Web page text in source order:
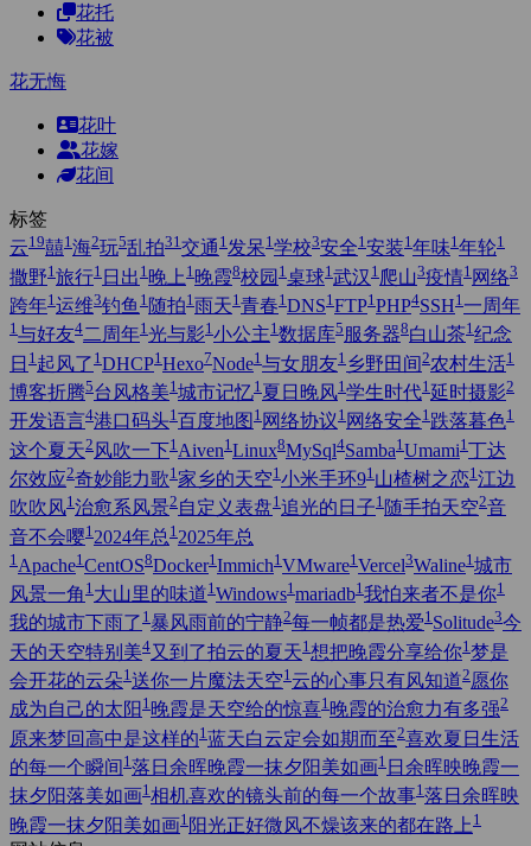
花托
花被
花无悔
花叶
花嫁
花间
标签
云19囍1 海2玩5乱拍31 交通 1 发呆1 学校3安全1 安装1 年味1 年轮1
撒野1 旅行1 日出 1 晚上 1 晚霞8校园 1 桌球1 武汉 1 爬山3疫情1 网络3
跨年1 运维3钓鱼 1 随拍1 雨天1 青春1 DNS1 FTP1 PHP4SSH1 一周年
1 与好友4二周年1 光与影1 小公主1 数据库5 服务器8白山茶1 纪念
日 1 起风了 1 DHCP1 Hexo7Node1 与女朋友1 乡野田间 2农村生活1
博客折腾5台风格美1 城市记忆1 夏日晚风1 学生时代1 延时摄影2
开发语言4港口码头1 百度地图 1 网络协议1 网络安全1 跌落暮色1
这个夏天2 风吹一下1 Aiven1 Linux8MySql4Samba1 Umami1 丁达
尔效应2奇妙能力歌1 家乡的天空1 小米手环91 山楂树之恋1 江边
吹吹风1 治愈系风景2 自定义表盘1 追光的日子1 随手拍天空2音
音不会嘤1 2024年总 1 2025年总
1 Apache1 CentOS8Docker1 Immich1 VMware1 Vercel3Waline1 城市
风景一角 1 大山里的味道1 Windows1 mariadb1 我怕来者不是你1
我的城市下雨了 1暴风雨前的宁静2每一帧都是热爱1Solitude3今
天的天空特别美4又到了拍云的夏天1 想把晚霞分享给你1 梦是
会开花的云朵1 送你一片魔法天空1 云的心事只有风知道2愿你
成为自己的太阳 1晚霞是天空给的惊喜1晚霞的治愈力有多强2
原来梦回高中是这样的1 蓝天白云定会如期而至2喜欢夏日生活
的每一个瞬间 1 落日余晖晚霞一抹夕阳美如画1 日余晖映晚霞一
抹夕阳落美如画1相机喜欢的镜头前的每一个故事1落日余晖映
晚霞一抹夕阳美如画1 阳光正好微风不燥该来的都在路上 1